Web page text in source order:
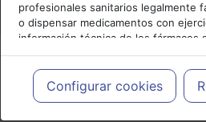
profesionales sanitarios legalmente
o dispensar medicamentos con
información técnica de los fármacos
meramente informativo, siendo
profesionales facultados prescribir
cada caso concreto, el tratamiento
necesidades del paciente.
Configurar cookies